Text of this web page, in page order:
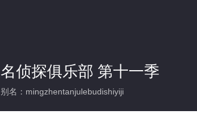
名侦探俱乐部 第十一季
别名：mingzhentanjulebudishiyiji